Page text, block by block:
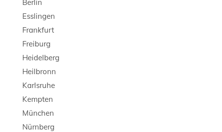
Berlin
Esslingen
Frankfurt
Freiburg
Heidelberg
Heilbronn
Karlsruhe
Kempten
München
Nürnberg